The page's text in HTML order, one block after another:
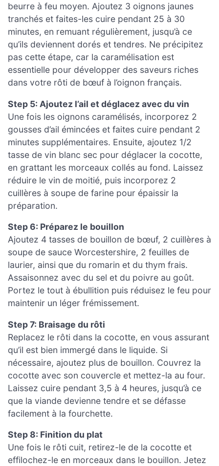
beurre à feu moyen. Ajoutez 3 oignons jaunes
tranchés et faites-les cuire pendant 25 à 30
minutes, en remuant régulièrement, jusqu’à ce
qu’ils deviennent dorés et tendres. Ne précipitez
pas cette étape, car la caramélisation est
essentielle pour développer des saveurs riches
dans votre rôti de bœuf à l’oignon français.
Step 5: Ajoutez l’ail et déglacez avec du vin
Une fois les oignons caramélisés, incorporez 2
gousses d’ail émincées et faites cuire pendant 2
minutes supplémentaires. Ensuite, ajoutez 1/2
tasse de vin blanc sec pour déglacer la cocotte,
en grattant les morceaux collés au fond. Laissez
réduire le vin de moitié, puis incorporez 2
cuillères à soupe de farine pour épaissir la
préparation.
Step 6: Préparez le bouillon
Ajoutez 4 tasses de bouillon de bœuf, 2 cuillères à
soupe de sauce Worcestershire, 2 feuilles de
laurier, ainsi que du romarin et du thym frais.
Assaisonnez avec du sel et du poivre au goût.
Portez le tout à ébullition puis réduisez le feu pour
maintenir un léger frémissement.
Step 7: Braisage du rôti
Replacez le rôti dans la cocotte, en vous assurant
qu’il est bien immergé dans le liquide. Si
nécessaire, ajoutez plus de bouillon. Couvrez la
cocotte avec son couvercle et mettez-la au four.
Laissez cuire pendant 3,5 à 4 heures, jusqu’à ce
que la viande devienne tendre et se défasse
facilement à la fourchette.
Step 8: Finition du plat
Une fois le rôti cuit, retirez-le de la cocotte et
effilochez-le en morceaux dans le bouillon. Jetez